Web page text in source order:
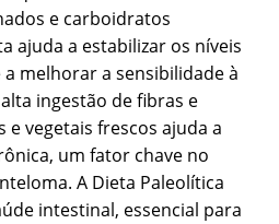
e carboidratos
ajuda a estabilizar os níveis
melhorar a sensibilidade à
ingestão de fibras e
vegetais frescos ajuda a
um fator chave no
A Dieta Paleolítica
intestinal, essencial para